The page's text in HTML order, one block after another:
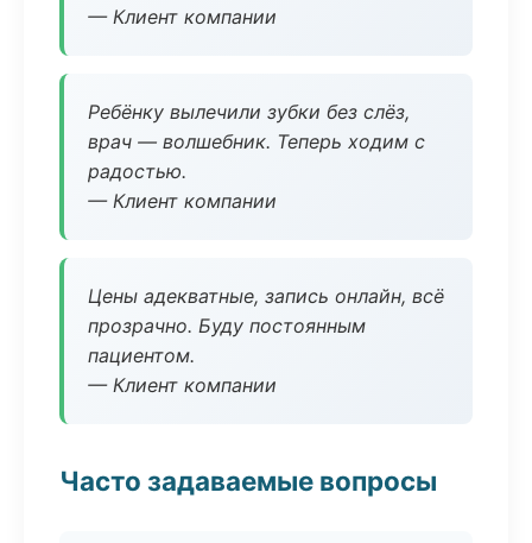
— Клиент компании
Ребёнку вылечили зубки без слёз,
врач — волшебник. Теперь ходим с
радостью.
— Клиент компании
Цены адекватные, запись онлайн, всё
прозрачно. Буду постоянным
пациентом.
— Клиент компании
Часто задаваемые вопросы